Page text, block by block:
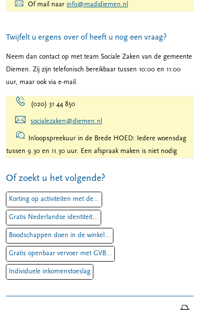
Of mail naar info@madidiemen.nl
Twijfelt u ergens over of heeft u nog een vraag?
Neem dan contact op met team Sociale Zaken van de gemeente
Diemen. Zij zijn telefonisch bereikbaar tussen 10:00 en 11:00
uur, maar ook via e-mail.
(020) 31 44 850
socialezaken@diemen.nl
Inloopspreekuur in de Brede HOED: Iedere woensdag
tussen 9.30 en 11.30 uur. Een afspraak maken is niet nodig
Of zoekt u het volgende?
Korting op activiteiten met de...
Gratis Nederlandse identiteit...
Boodschappen doen in de winkel...
Gratis openbaar vervoer met GVB...
Individuele inkomenstoeslag